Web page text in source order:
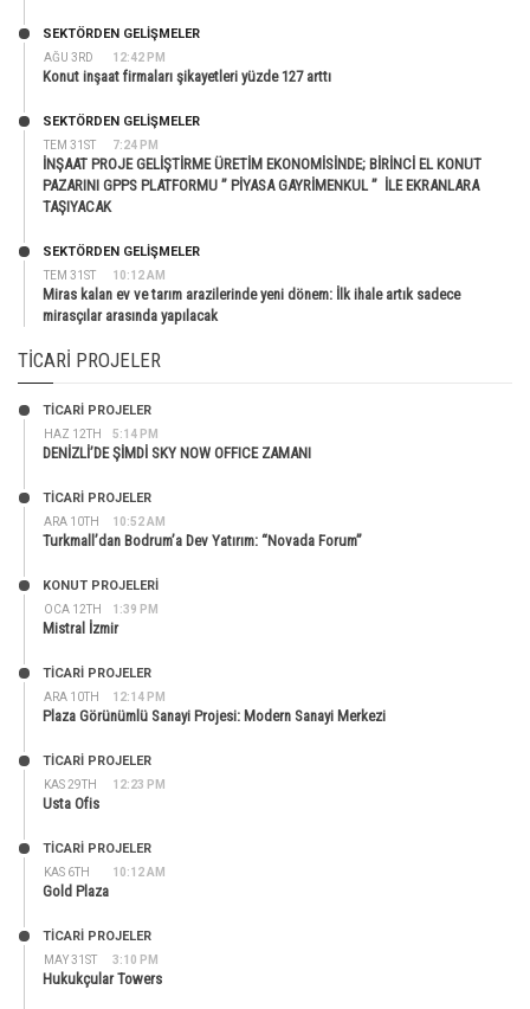
AĞU 3RD 12:42 PM
SEKTÖRDEN GELIŞMELER
Konut inşaat firmaları şikayetleri yüzde 127 arttı
TEM 31ST 7:24 PM
SEKTÖRDEN GELIŞMELER
İNŞAAT PROJE GELİŞTİRME ÜRETİM EKONOMİSİNDE; BİRİNCİ EL KONUT
PAZARINI GPPS PLATFORMU ” PİYASA GAYRİMENKUL ” İLE EKRANLARA
TAŞIYACAK
TEM 31ST 10:12 AM
SEKTÖRDEN GELIŞMELER
Miras kalan ev ve tarım arazilerinde yeni dönem: İlk ihale artık sadece
mirasçılar arasında yapılacak
TICARI PROJELER
HAZ 12TH 5:14 PM
TİCARİ PROJELER
DENİZLİ’DE ŞİMDİ SKY NOW OFFICE ZAMANI
ARA 10TH 10:52 AM
TİCARİ PROJELER
Turkmall’dan Bodrum’a Dev Yatırım: “Novada Forum”
OCA 12TH 1:39 PM
KONUT PROJELERI
Mistral İzmir
ARA 10TH 12:14 PM
TİCARİ PROJELER
Plaza Görünümlü Sanayi Projesi: Modern Sanayi Merkezi
KAS 29TH 12:23 PM
TİCARİ PROJELER
Usta Ofis
KAS 6TH 10:12 AM
TİCARİ PROJELER
Gold Plaza
MAY 31ST 3:10 PM
TİCARİ PROJELER
Hukukçular Towers